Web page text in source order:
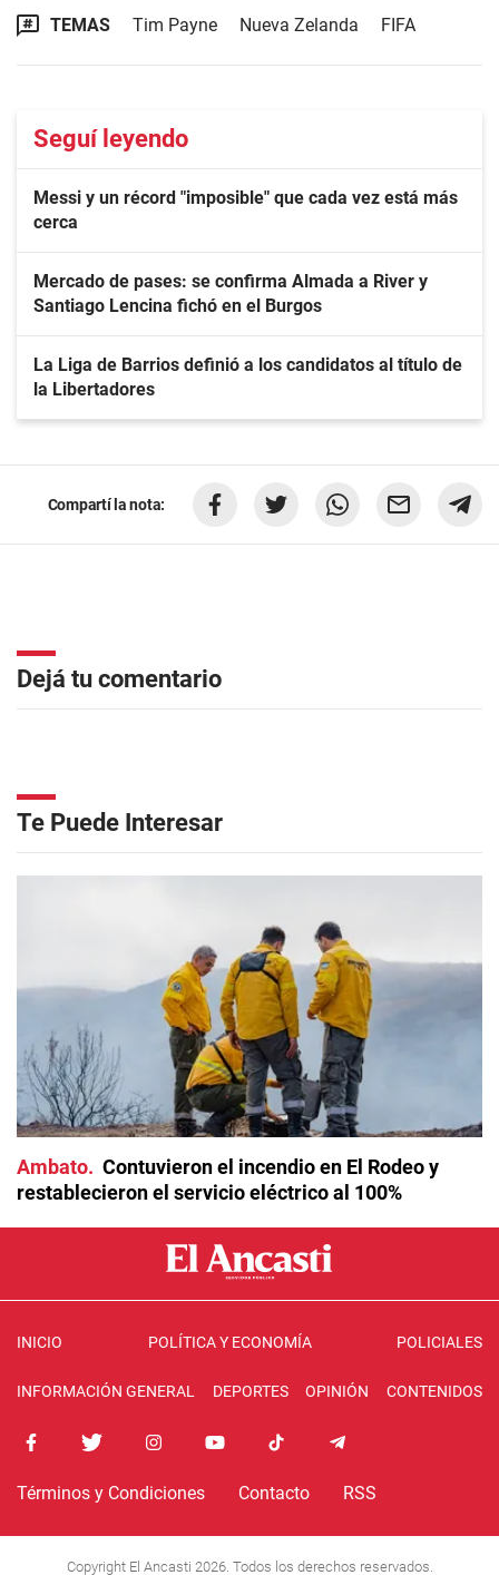
TEMAS Tim Payne Nueva Zelanda FIFA
Seguí leyendo
Messi y un récord "imposible" que cada vez está más
cerca
Mercado de pases: se confirma Almada a River y
Santiago Lencina fichó en el Burgos
La Liga de Barrios definió a los candidatos al título de
la Libertadores
Compartí la nota:
Dejá tu comentario
Te Puede Interesar
Ambato
Contuvieron el incendio en El Rodeo y
restablecieron el servicio eléctrico al 100%
INICIO POLÍTICA Y ECONOMÍA POLICIALES
INFORMACIÓN GENERAL DEPORTES OPINIÓN CONTENIDOS
Términos y Condiciones Contacto RSS
Copyright El Ancasti 2026. Todos los derechos reservados.